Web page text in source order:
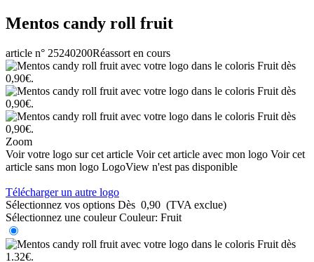
Mentos candy roll fruit
article n° 25240200Réassort en cours
Zoom
Voir votre logo sur cet article Voir cet article avec mon logo Voir cet
article sans mon logo LogoView n'est pas disponible
Télécharger un autre logo
Sélectionnez vos options Dès 0,90 (TVA exclue)
Sélectionnez une couleur Couleur: Fruit